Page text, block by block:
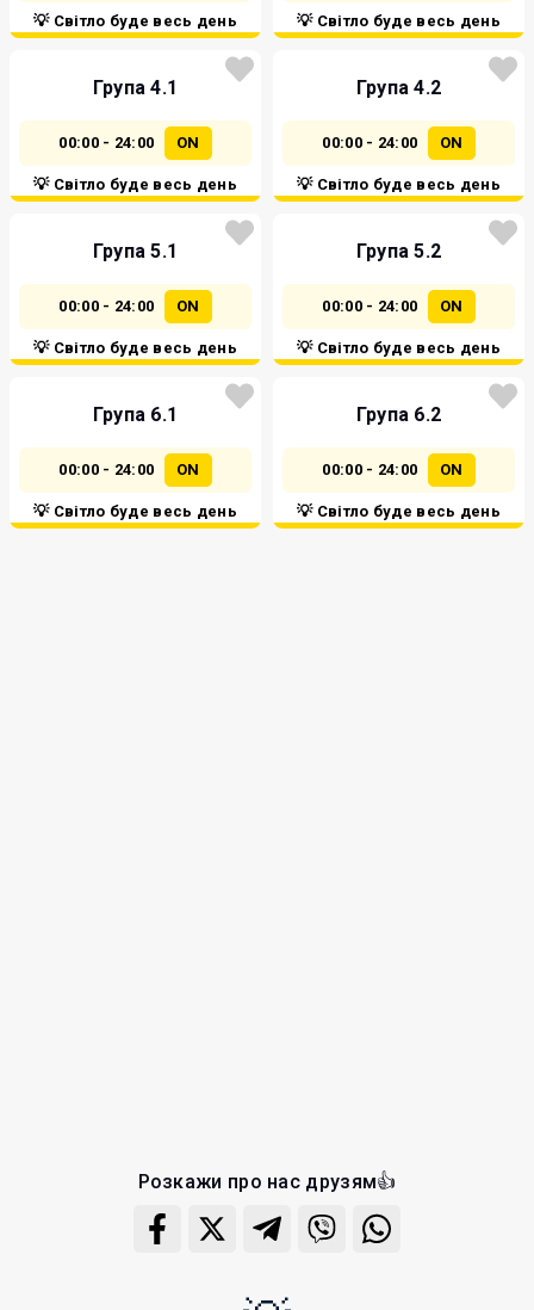
💡 Світло буде весь день 💡 Світло буде весь день
Група 4.1
00:00 - 24:00 ON
💡 Світло буде весь день
Група 4.2
00:00 - 24:00 ON
💡 Світло буде весь день
Група 5.1
00:00 - 24:00 ON
💡 Світло буде весь день
Група 5.2
00:00 - 24:00 ON
💡 Світло буде весь день
Група 6.1
00:00 - 24:00 ON
💡 Світло буде весь день
Група 6.2
00:00 - 24:00 ON
💡 Світло буде весь день
Розкажи про нас друзям👍